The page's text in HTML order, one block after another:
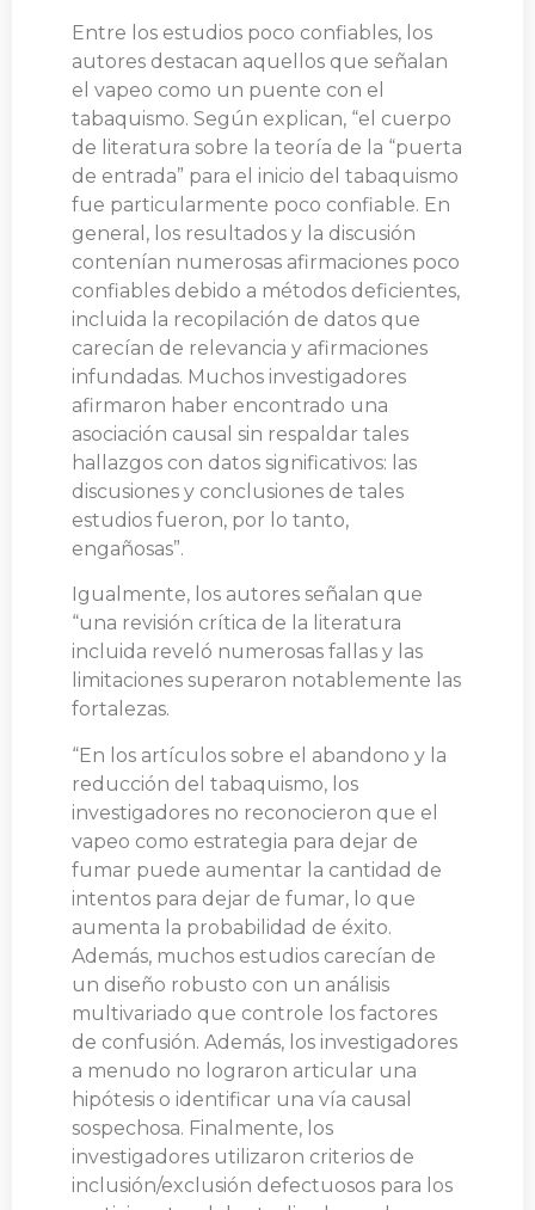
Entre los estudios poco confiables, los
autores destacan aquellos que señalan
el vapeo como un puente con el
tabaquismo. Según explican, “el cuerpo
de literatura sobre la teoría de la “puerta
de entrada” para el inicio del tabaquismo
fue particularmente poco confiable. En
general, los resultados y la discusión
contenían numerosas afirmaciones poco
confiables debido a métodos deficientes,
incluida la recopilación de datos que
carecían de relevancia y afirmaciones
infundadas. Muchos investigadores
afirmaron haber encontrado una
asociación causal sin respaldar tales
hallazgos con datos significativos: las
discusiones y conclusiones de tales
estudios fueron, por lo tanto,
engañosas”.
Igualmente, los autores señalan que
“una revisión crítica de la literatura
incluida reveló numerosas fallas y las
limitaciones superaron notablemente las
fortalezas.
“En los artículos sobre el abandono y la
reducción del tabaquismo, los
investigadores no reconocieron que el
vapeo como estrategia para dejar de
fumar puede aumentar la cantidad de
intentos para dejar de fumar, lo que
aumenta la probabilidad de éxito.
Además, muchos estudios carecían de
un diseño robusto con un análisis
multivariado que controle los factores
de confusión. Además, los investigadores
a menudo no lograron articular una
hipótesis o identificar una vía causal
sospechosa. Finalmente, los
investigadores utilizaron criterios de
inclusión/exclusión defectuosos para los